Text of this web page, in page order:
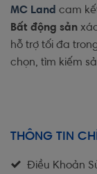
MC Land cam
Bất động sản
hỗ trợ tối đa
chọn, tìm kiếm
THÔNG TIN
Điều Khoản